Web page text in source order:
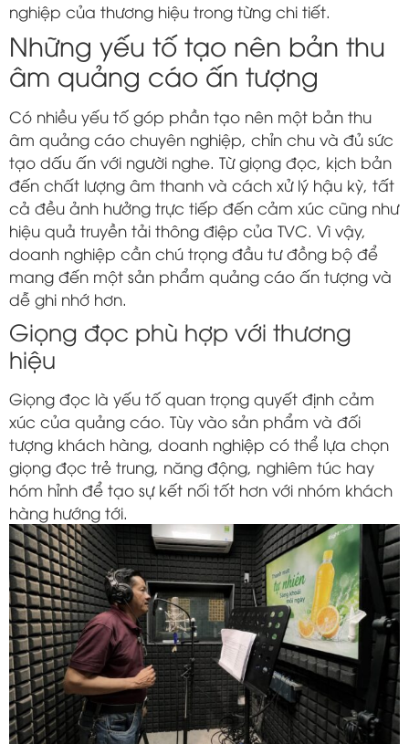
nghiệp của thương hiệu trong từng chi tiết.
Những yếu tố tạo nên bản thu
âm quảng cáo ấn tượng
Có nhiều yếu tố góp phần tạo nên một bản thu
âm quảng cáo chuyên nghiệp, chỉn chu và đủ sức
tạo dấu ấn với người nghe. Từ giọng đọc, kịch bản
đến chất lượng âm thanh và cách xử lý hậu kỳ, tất
cả đều ảnh hưởng trực tiếp đến cảm xúc cũng như
hiệu quả truyền tải thông điệp của TVC. Vì vậy,
doanh nghiệp cần chú trọng đầu tư đồng bộ để
mang đến một sản phẩm quảng cáo ấn tượng và
dễ ghi nhớ hơn.
Giọng đọc phù hợp với thương
hiệu
Giọng đọc là yếu tố quan trọng quyết định cảm
xúc của quảng cáo. Tùy vào sản phẩm và đối
tượng khách hàng, doanh nghiệp có thể lựa chọn
giọng đọc trẻ trung, năng động, nghiêm túc hay
hóm hỉnh để tạo sự kết nối tốt hơn với nhóm khách
hàng hướng tới.